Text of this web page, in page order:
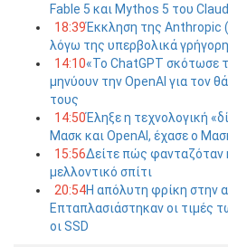
Fable 5 και Mythos 5 του
18:39Έκκληση της Anthropic
λόγω της υπερβολικά
14:10«Το ChatGPT σκότωσε
μηνύουν την OpenAI για τον
τους
14:50Έληξε η τεχνολογική
Μασκ και OpenAI, έχασε ο
15:56Δείτε πώς φανταζόταν
μελλοντικό σπίτι
20:54Η απόλυτη φρίκη στην
Επταπλασιάστηκαν οι τιμές
οι SSD